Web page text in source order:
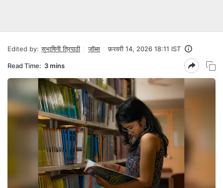
Edited by: सुभाषिनी त्रिपाठी जॉब्स फ़रवरी 14, 2026 18:11 IST
Read Time: 3 mins